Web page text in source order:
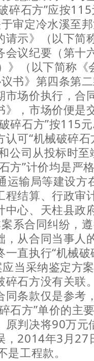
碎石方”应按
于审定冷水溪至
请示》（以下简
会议纪要（第十
》（以下简称《
书》第四条第
市场价执行，合
》，市场价便是
碎石方”按115
认可“机械破碎
公司从投标时
方”计价均是严
运输局等建设方
程结算、行政审
中心、天柱县政
系合同纠纷，
，从合同当事人
直执行“机械
当采纳鉴定方
碎石方没有关联
同条款仅是参考
石方”单价的主
原判决将90万元
，2014年3月27
工程款。